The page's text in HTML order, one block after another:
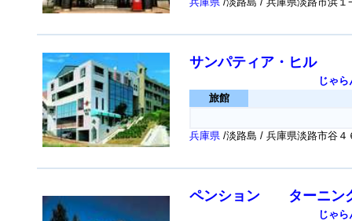
サンパティア・ヒル
じゃら
旅館
兵庫県 /淡路島 / 兵庫県淡路市谷４
ペンション ターニン
じゃら